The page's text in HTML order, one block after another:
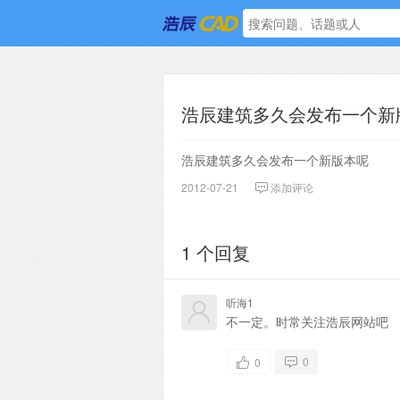
浩辰建筑多久会发布一个
浩辰建筑多久会发布一个新版本呢
2012-07-21 添加评论
1 个回复
听海1
不一定。时常关注浩辰网站吧
0 0